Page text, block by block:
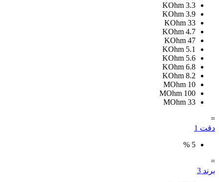
3.3
KOhm
3.9
KOhm
33
KOhm
4.7
KOhm
47
KOhm
5.1
KOhm
5.6
KOhm
6.8
KOhm
8.2
KOhm
10
MOhm
100
MOhm
33
MOhm
=
دقت 1
5
%
=
برند 3